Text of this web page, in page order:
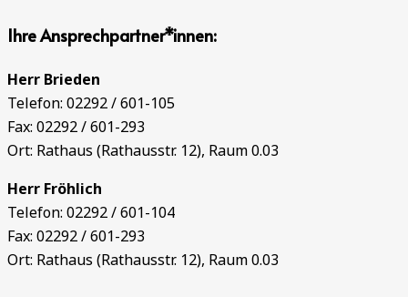
Ihre Ansprechpartner*innen:
Herr Brieden
Telefon: 02292 / 601-105
Fax: 02292 / 601-293
Ort: Rathaus (Rathausstr. 12), Raum 0.03
Herr Fröhlich
Telefon: 02292 / 601-104
Fax: 02292 / 601-293
Ort: Rathaus (Rathausstr. 12), Raum 0.03